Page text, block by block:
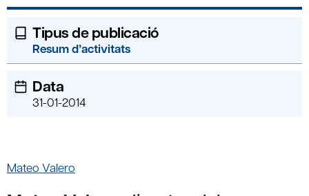
Tipus de publicació
Resum d’activitats
Data
31-01-2014
Mateo Valero